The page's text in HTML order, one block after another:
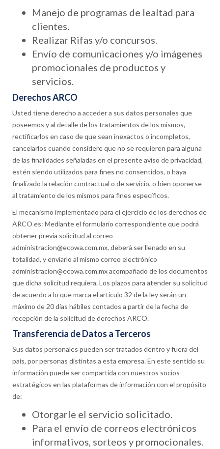
Manejo de programas de lealtad para
clientes.
Realizar Rifas y/o concursos.
Envío de comunicaciones y/o imágenes
promocionales de productos y
servicios.
Derechos ARCO
Usted tiene derecho a acceder a sus datos personales que
poseemos y al detalle de los tratamientos de los mismos,
rectificarlos en caso de que sean inexactos o incompletos,
cancelarlos cuando considere que no se requieren para alguna
de las finalidades señaladas en el presente aviso de privacidad,
estén siendo utilizados para fines no consentidos, o haya
finalizado la relación contractual o de servicio, o bien oponerse
al tratamiento de los mismos para fines específicos.
El mecanismo implementado para el ejercicio de los derechos de
ARCO es: Mediante el formulario correspondiente que podrá
obtener previa solicitud al correo
administracion@ecowa.com.mx, deberá ser llenado en su
totalidad, y enviarlo al mismo correo electrónico
administracion@ecowa.com.mx acompañado de los documentos
que dicha solicitud requiera. Los plazos para atender su solicitud
de acuerdo a lo que marca el artículo 32 de la ley serán un
máximo de 20 días hábiles contados a partir de la fecha de
recepción de la solicitud de derechos ARCO.
Transferencia de Datos a Terceros
Sus datos personales pueden ser tratados dentro y fuera del
país, por personas distintas a esta empresa. En este sentido su
información puede ser compartida con nuestros socios
estratégicos en las plataformas de información con el propósito
de:
Otorgarle el servicio solicitado.
Para el envío de correos electrónicos
informativos, sorteos y promocionales.